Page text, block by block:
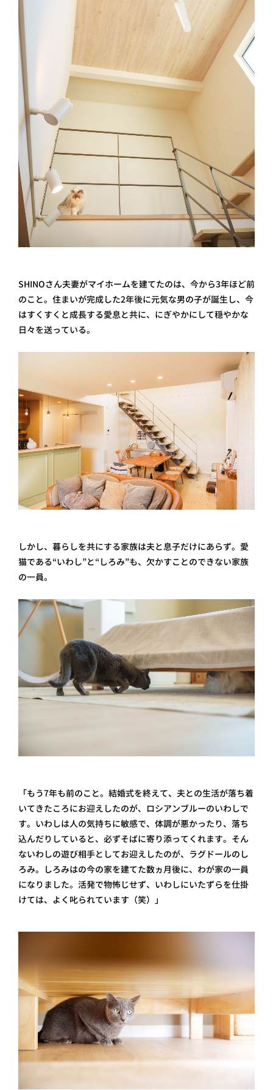
SHINOさん夫妻がマイホームを建てたのは、今から3年ほど前
のこと。住まいが完成した2年後に元気な男の子が誕生し、今
はすくすくと成長する愛息と共に、にぎやかにして穏やかな
日々を送っている。
しかし、暮らしを共にする家族は夫と息子だけにあらず。愛
猫である“いわし”と“しろみ”も、欠かすことのできない家族
の一員。
「もう7年も前のこと。結婚式を終えて、夫との生活が落ち着
いてきたころにお迎えしたのが、ロシアンブルーのいわしで
す。いわしは人の気持ちに敏感で、体調が悪かったり、落ち
込んだりしていると、必ずそばに寄り添ってくれます。そん
ないわしの遊び相手としてお迎えしたのが、ラグドールのし
ろみ。しろみはの今の家を建てた数ヵ月後に、わが家の一員
になりました。活発で物怖じせず、いわしにいたずらを仕掛
けては、よく叱られています（笑）」